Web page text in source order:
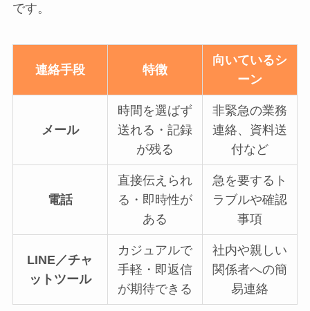
です。
連絡手段 特徴
向いているシ
ーン
メール
時間を選ばず
送れる・記録
が残る
非緊急の業務
連絡、資料送
付など
電話
直接伝えられ
る・即時性が
ある
急を要するト
ラブルや確認
事項
LINE／チャ
ットツール
カジュアルで
手軽・即返信
が期待できる
社内や親しい
関係者への簡
易連絡